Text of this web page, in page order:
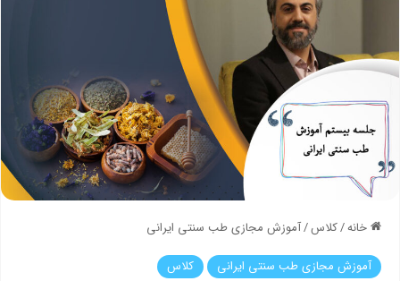
خانه/کلاس/آموزش مجازی طب سنتی ایرانی
آموزش مجازی طب سنتی ایرانی کلاس